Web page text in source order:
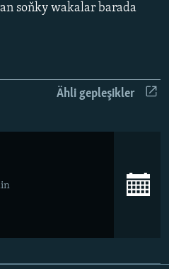
soňky wakalar barada
Ähli gepleşikler